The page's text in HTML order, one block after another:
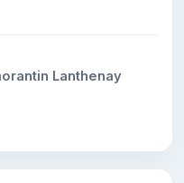
réalisées.
Lanthenay